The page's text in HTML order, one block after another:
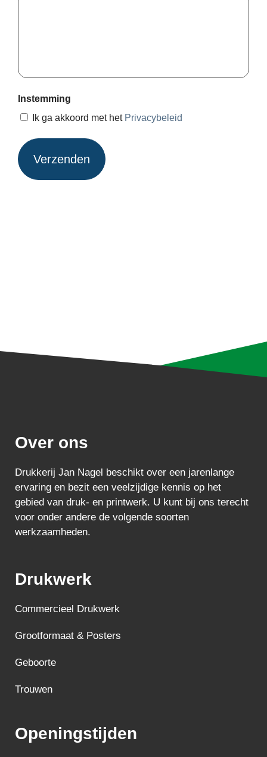
Instemming
Ik ga akkoord met het Privacybeleid
Over ons
Drukkerij Jan Nagel beschikt over een jarenlange
ervaring en bezit een veelzijdige kennis op het
gebied van druk- en printwerk. U kunt bij ons terecht
voor onder andere de volgende soorten
werkzaamheden.
Drukwerk
Commercieel Drukwerk
Grootformaat & Posters
Geboorte
Trouwen
Openingstijden